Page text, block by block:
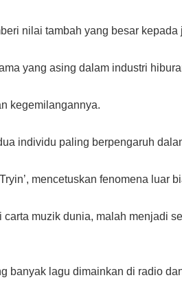
nilai tambah yang besar
yang asing dalam industri
kegemilangannya.
individu paling berpengaruh
mencetuskan fenomena luar
muzik dunia, malah menjadi
banyak lagu dimainkan di radio